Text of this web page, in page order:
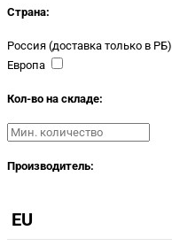
Страна:
Россия (доставка только в РБ)
Европа
Кол-во на складе:
Производитель:
EU